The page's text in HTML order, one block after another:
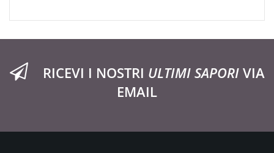
RICEVI I NOSTRI ULTIMI SAPORIVIA
EMAIL